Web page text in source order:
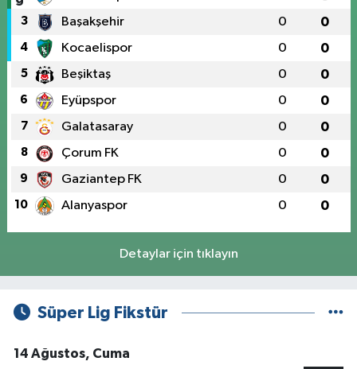
3 Başakşehir 0 0
4 Kocaelispor 0 0
5 Beşiktaş 0 0
6 Eyüpspor 0 0
7 Galatasaray 0 0
8 Çorum FK 0 0
9 Gaziantep FK 0 0
10 Alanyaspor 0 0
Detaylar için tıklayın
Süper Lig Fikstür
14 Ağustos, Cuma